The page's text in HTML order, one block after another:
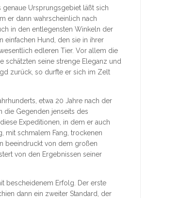
Ursprungsgebiet läßt sich
er dann wahrscheinlich nach
in den entlegensten Winkeln der
einfachen Hund, den sie in ihrer
edleren Tier. Vor allem die
schätzten seine strenge Eleganz und
zurück, so durfte er sich im Zelt
etwa 20 Jahre nach der
die Gegenden jenseits des
Expeditionen, in dem er auch
mit schmalem Fang, trockenen
beeindruckt von dem großen
von den Ergebnissen seiner
bescheidenem Erfolg. Der erste
dann ein zweiter Standard, der